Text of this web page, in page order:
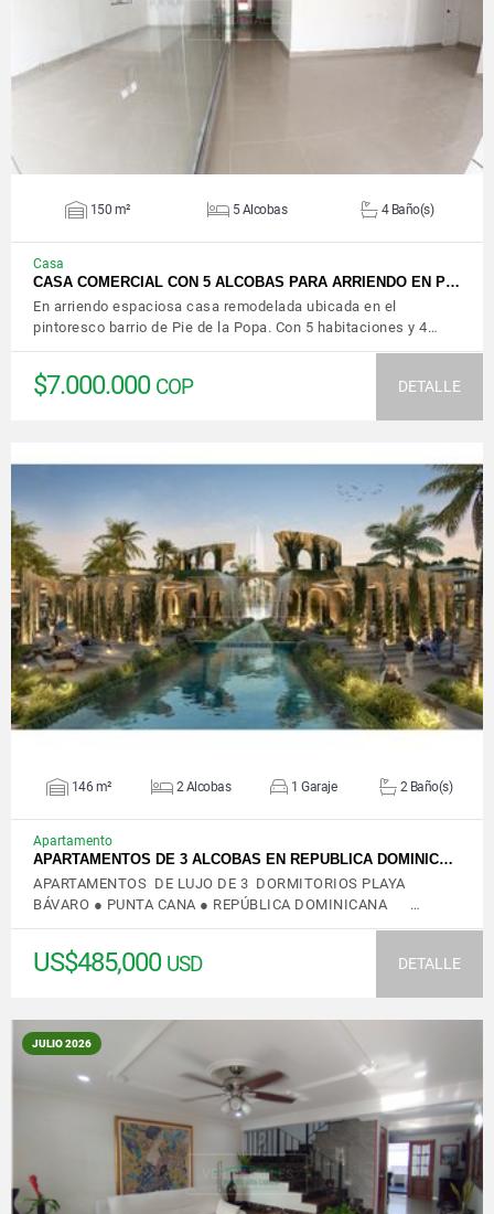
VER DETALLES
150 m² 5 Alcobas 4 Baño(s)
Casa
CASA COMERCIAL CON 5 ALCOBAS PARA ARRIENDO EN P…
En arriendo espaciosa casa remodelada ubicada en el
pintoresco barrio de Pie de la Popa. Con 5 habitaciones y 4…
$7.000.000 COP DETALLE
VER DETALLES
146 m² 2 Alcobas 1 Garaje 2 Baño(s)
Apartamento
APARTAMENTOS DE 3 ALCOBAS EN REPUBLICA DOMINIC…
APARTAMENTOS DE LUJO DE 3 DORMITORIOS PLAYA
BÁVARO ● PUNTA CANA ● REPÚBLICA DOMINICANA …
US$485,000 USD DETALLE
JULIO 2026
VER DETALLES